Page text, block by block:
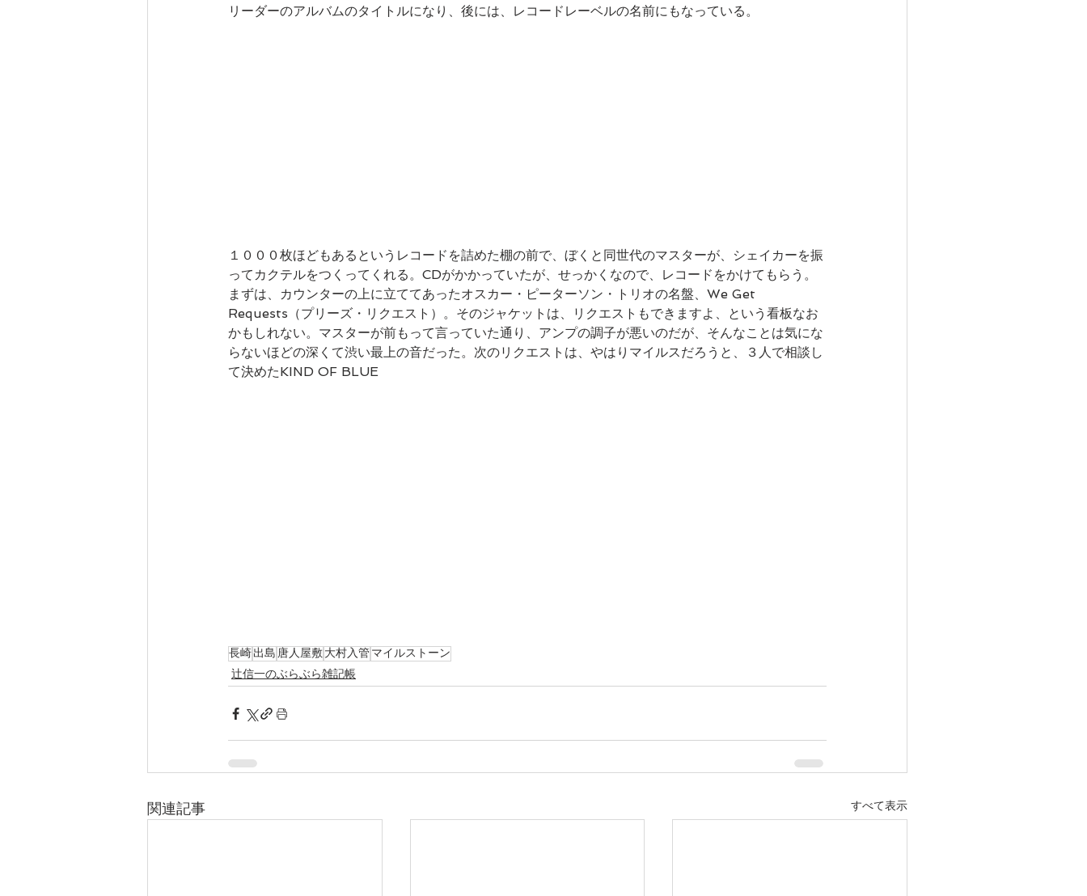
リーダーのアルバムのタイトルになり、後には、レコードレーベルの名前にもなっている。
１０００枚ほどもあるというレコードを詰めた棚の前で、ぼくと同世代のマスターが、シェイカーを振
ってカクテルをつくってくれる。CDがかかっていたが、せっかくなので、レコードをかけてもらう。
まずは、カウンターの上に立ててあったオスカー・ピーターソン・トリオの名盤、We Get
Requests（プリーズ・リクエスト）。そのジャケットは、リクエストもできますよ、という看板なお
かもしれない。マスターが前もって言っていた通り、アンプの調子が悪いのだが、そんなことは気にな
らないほどの深くて渋い最上の音だった。次のリクエストは、やはりマイルスだろうと、３人で相談し
て決めたKIND OF BLUE
長崎出島唐人屋敷大村入管 マイルストーン
辻信一のぶらぶら雑記帳
関連記事 すべて表示